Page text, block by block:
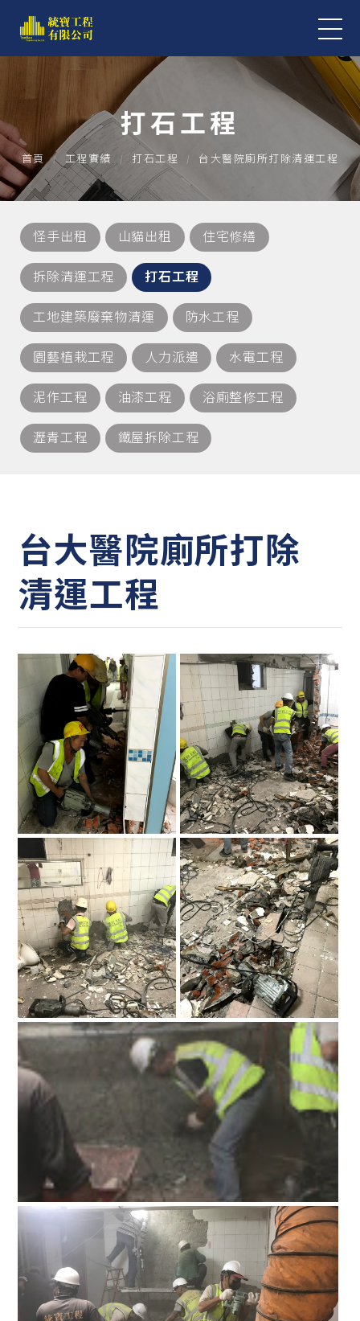
打石工程
首頁 工程實績 打石工程 台大醫院廁所打除清運工程
怪手出租 山貓出租 住宅修繕
拆除清運工程 打石工程
工地建築廢棄物清運 防水工程
園藝植栽工程 人力派遣 水電工程
泥作工程 油漆工程 浴廁整修工程
瀝青工程 鐵屋拆除工程
台大醫院廁所打除
清運工程